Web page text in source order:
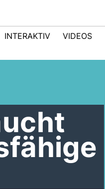
INTERAKTIV VIDEOS